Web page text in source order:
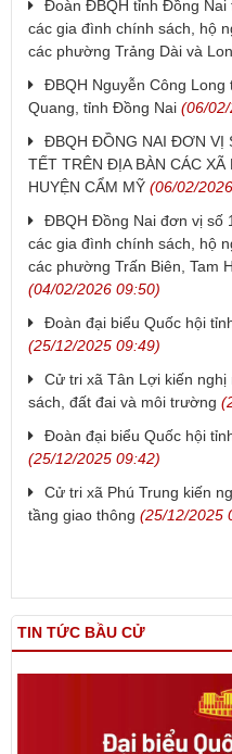
Đoàn ĐBQH tỉnh Đồng Nai
các gia đình chính sách, hộ
các phường Trảng Dài và
ĐBQH Nguyễn Công
Quang, tỉnh Đồng Nai (06/
ĐBQH ĐỒNG NAI ĐƠN VỊ
TẾT TRÊN ĐỊA BÀN CÁC
HUYỆN CẨM MỸ (06/02/
ĐBQH Đồng Nai đơn vị số
các gia đình chính sách, hộ
các phường Trấn Biên, Tam
(04/02/2026 09:50)
Đoàn đại biểu Quốc hội
(25/12/2025 09:49)
Cử tri xã Tân Lợi kiến
sách, đất đai và môi trường
Đoàn đại biểu Quốc hội
(25/12/2025 09:42)
Cử tri xã Phú Trung kiến
tầng giao thông (25/12/2025
TIN TỨC BẦU CỬ